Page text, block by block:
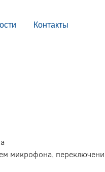
Контакты
микрофона,